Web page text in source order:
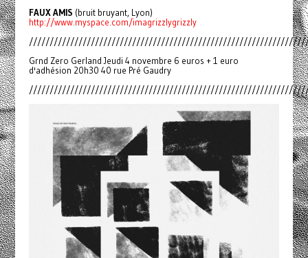
FAUX AMIS (bruit bruyant, Lyon)
http://www.myspace.com/imagrizzlygrizzly
Grnd Zero Gerland Jeudi 4 novembre 6 euros + 1 euro
d'adhésion 20h30 40 rue Pré Gaudry